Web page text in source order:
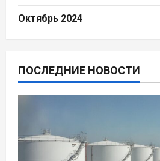
Октябрь 2024
ПОСЛЕДНИЕ НОВОСТИ